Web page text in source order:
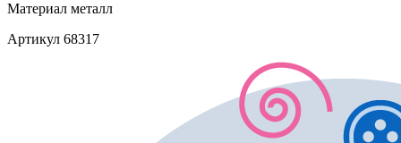
Материал металл
Артикул 68317